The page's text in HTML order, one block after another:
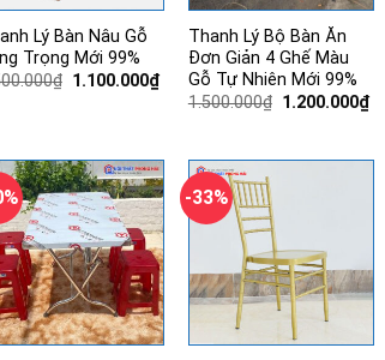
Lý Bàn Nâu Gỗ
Trọng Mới 99%
₫ Giá
1.100.000₫Giá
hiện
Thanh Lý Bộ Bàn Ăn
Đơn Giản 4 Ghế Màu
Gỗ Tự Nhiên Mới 99%
1.500.000₫ Giá
1.200.000₫Giá
-33%